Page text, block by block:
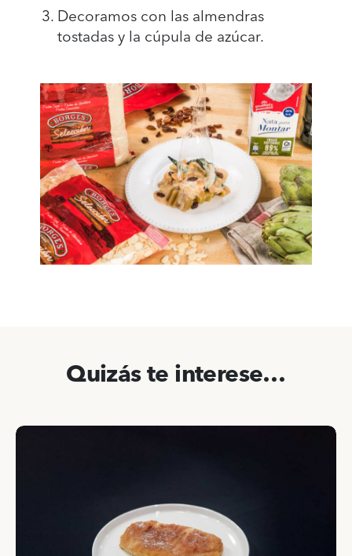
Decoramos con las almendras
tostadas y la cúpula de azúcar.
Quizás te interese…